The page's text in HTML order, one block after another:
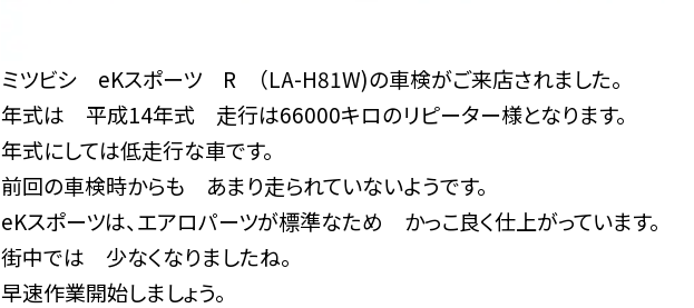
ミツビシ eKスポーツ R （LA-H81W)の車検がご来店されました。
年式は 平成14年式 走行は66000キロのリピーター様となります。
年式にしては低走行な車です。
前回の車検時からも あまり走られていないようです。
eKスポーツは、エアロパーツが標準なため かっこ良く仕上がっています。
街中では 少なくなりましたね。
早速作業開始しましょう。